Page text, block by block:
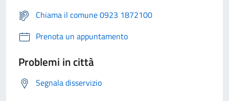
Chiama il comune 0923 1872100
Prenota un appuntamento
Problemi in città
Segnala disservizio